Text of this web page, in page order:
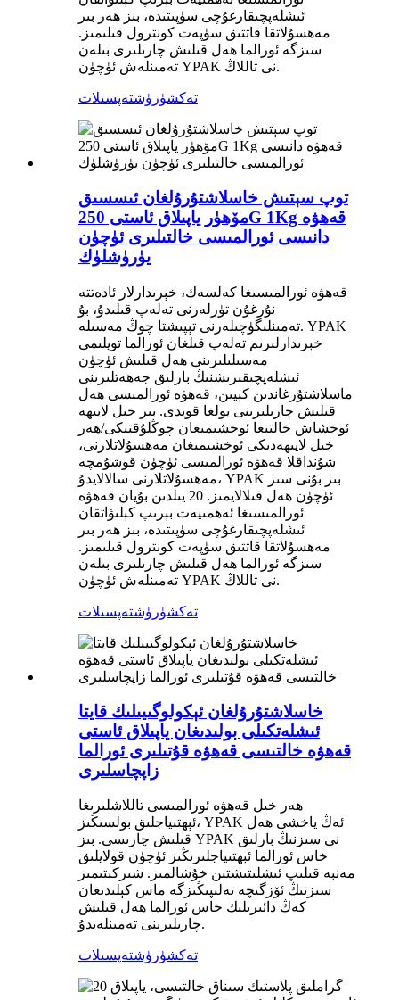
ئىشلەپچىقارغۇچى سۈپىتىدە، بىز ھەر بىر
مەھسۇلاتقا قاتتىق سۈپەت كونترول قىلىمىز.
سىزگە ئورالما ھەل قىلىش چارىلىرى بىلەن
تەمىنلەش ئۈچۈن YPAK نى تاللاڭ.
تەكشۈرۈشتەپسىلات
توپ سېتىش خاسلاشتۇرۇلغان ئىسسىق
مۆھۈر ياپىلاق ئاستى 250G 1Kg قەھۋە
دانىسى ئورالمىسى خالتىلىرى ئۈچۈن
يۈرۈشلۈك
قەھۋە ئورالمىسىغا كەلسەك، خېرىدارلار ئادەتتە
نۇرغۇن تۈرلەرنى تەلەپ قىلىدۇ، بۇ
تەمىنلىگۈچىلەرنى تېپىشتا چوڭ مەسىلە. YPAK
خېرىدارلىرىم تەلەپ قىلغان ئورالما توپلىمى
مەسىلىلىرىنى ھەل قىلىش ئۈچۈن
ئىشلەپچىقىرىشنىڭ بارلىق جەھەتلىرىنى
ماسلاشتۇرغاندىن كېيىن، قەھۋە ئورالمىسى ھەل
قىلىش چارىلىرىنى يولغا قويدى. بىر خىل لايىھە
ئوخشاش خالتىغا ئوخشىمىغان چوڭلۇقتىكى/ھەر
خىل لايىھەدىكى ئوخشىمىغان مەھسۇلاتلارنى،
شۇنداقلا قەھۋە ئورالمىسى ئۈچۈن قوشۇمچە
مەھسۇلاتلارنى سالالايدۇ، YPAK بىز بۇنى سىز
ئۈچۈن ھەل قىلالايمىز. 20 يىلدىن بۇيان قەھۋە
ئورالمىسىغا ئەھمىيەت بېرىپ كېلىۋاتقان
ئىشلەپچىقارغۇچى سۈپىتىدە، بىز ھەر بىر
مەھسۇلاتقا قاتتىق سۈپەت كونترول قىلىمىز.
سىزگە ئورالما ھەل قىلىش چارىلىرى بىلەن
تەمىنلەش ئۈچۈن YPAK نى تاللاڭ.
تەكشۈرۈشتەپسىلات
خاسلاشتۇرۇلغان ئېكولوگىيىلىك قايتا
ئىشلەتكىلى بولىدىغان ياپىلاق ئاستى
قەھۋە خالتىسى قەھۋە قۇتىلىرى ئورالما
زاپچاسلىرى
ھەر خىل قەھۋە ئورالمىسى تاللاشلىرىغا
ئېھتىياجلىق بولسىڭىز، YPAK ئەڭ ياخشى ھەل
قىلىش چارىسى. بىز YPAK نى سىزنىڭ بارلىق
خاس ئورالما ئېھتىياجلىرىڭىز ئۈچۈن قولايلىق
مەنبە قىلىپ ئىشلىتىشتىن خۇشالمىز. شىركىتىمىز
سىزنىڭ ئۆزگىچە تەلىپىڭىزگە ماس كېلىدىغان
كەڭ دائىرىلىك خاس ئورالما ھەل قىلىش
چارىلىرىنى تەمىنلەيدۇ.
تەكشۈرۈشتەپسىلات